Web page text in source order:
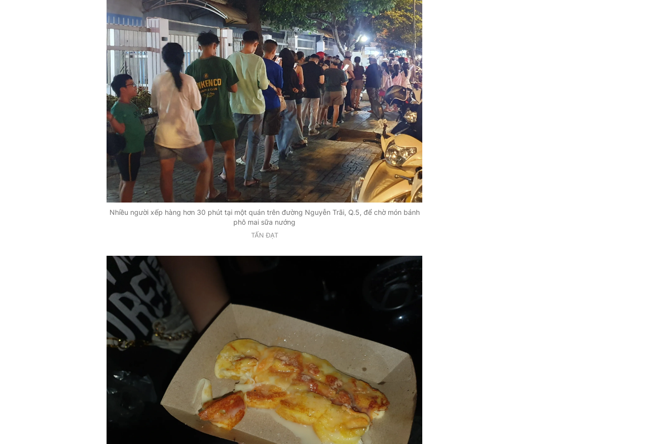
Nhiều người xếp hàng hơn 30 phút tại một quán trên đường Nguyễn Trãi, Q.5, để chờ món bánh
phô mai sữa nướng
TẤN ĐẠT